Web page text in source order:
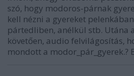
szó, hogy modoros-párnak
kell nézni a gyereket
pártedliben, anélkül stb. Utána
követően, audio felvilágosítás,
mondott a modor_pár_gyerek.?